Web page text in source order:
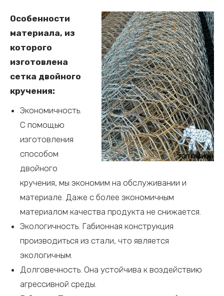
Особенности
материала, из
которого
изготовлена
сетка двойного
кручения:
Экономичность.
С помощью
изготовления
способом
двойного
кручения, мы экономим на обслуживании и
материале. Даже с более экономичным
материалом качества продукта не снижается.
Экологичность. Габионная конструкция
производиться из стали, что является
экологичным.
Долговечность. Она устойчива к воздействию
агрессивной среды.